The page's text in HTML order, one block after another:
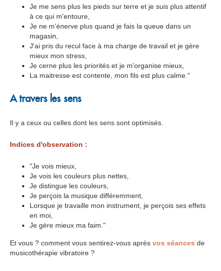
Je me sens plus les pieds sur terre et je suis plus attentif
à ce qui m'entoure,
Je ne m'énerve plus quand je fais la queue dans un
magasin,
J'ai pris du recul face à ma charge de travail et je gère
mieux mon stress,
Je cerne plus les priorités et je m'organise mieux,
La maitresse est contente, mon fils est plus calme."
A travers les sens
Il y a ceux ou celles dont les sens sont optimisés.
Indices d'observation :
"Je vois mieux,
Je vois les couleurs plus nettes,
Je distingue les couleurs,
Je perçois la musique différemment,
Lorsque je travaille mon instrument, je perçois ses effets
en moi,
Je gère mieux ma faim."
Et vous ? comment vous sentirez-vous après vos séances de
musicothérapie vibratoire ?